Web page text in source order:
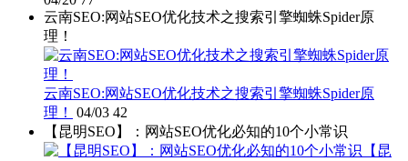
云南SEO:网站SEO优化技术之搜索引擎蜘蛛Spider原
理！
云南SEO:网站SEO优化技术之搜索引擎蜘蛛Spider原
理！
04/03 42
【昆明SEO】：网站SEO优化必知的10个小常识
【昆